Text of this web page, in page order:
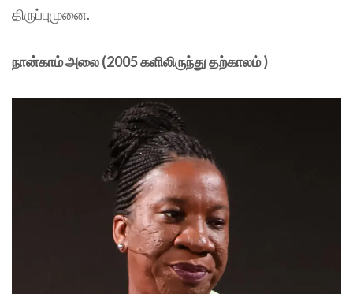
திருப்புமுனை.
நான்காம் அலை (2005 களிலிருந்து தற்காலம் )